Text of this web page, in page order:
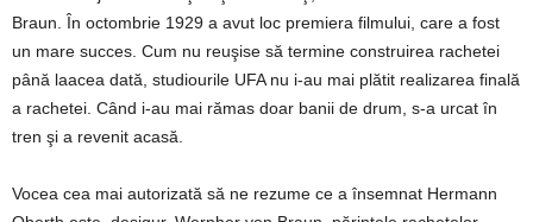
Braun. În octombrie 1929 a avut loc premiera filmului, care a fost
un mare succes. Cum nu reuşise să termine construirea rachetei
până laacea dată, studiourile UFA nu i-au mai plătit realizarea finală
a rachetei. Când i-au mai rămas doar banii de drum, s-a urcat în
tren şi a revenit acasă.
Vocea cea mai autorizată să ne rezume ce a însemnat Hermann